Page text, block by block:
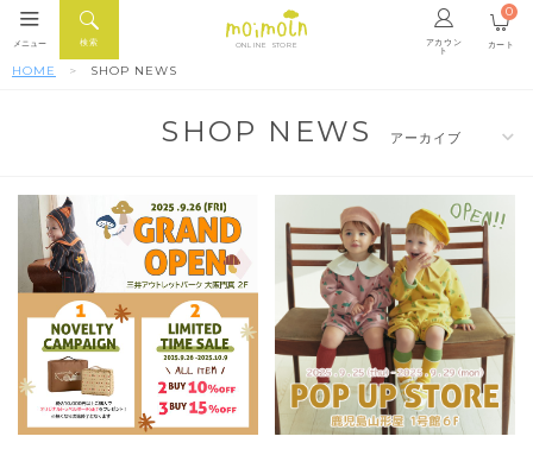
ONLINE STORE アカウン
ト
検索
メニュー カート
0
HOME SHOP NEWS
SHOP NEWS